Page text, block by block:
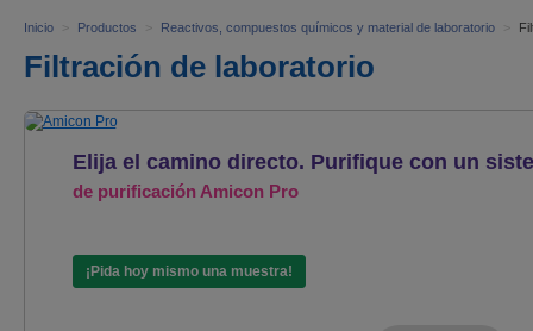
Inicio > Productos > Reactivos, compuestos químicos y material de laboratorio >
Filtración de laboratorio
Elija el camino directo. Purifique con un
de purificación Amicon Pro
¡Pida hoy mismo una muestra!